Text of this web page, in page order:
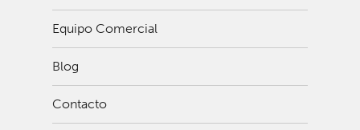
Equipo Comercial
Blog
Contacto